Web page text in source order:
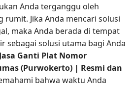
Anda terganggu oleh
rumit. Jika Anda mencari solusi
maka Anda berada di tempat
sebagai solusi utama bagi Anda
Jasa Ganti Plat Nomor
(Purwokerto) | Resmi dan
bahwa waktu Anda